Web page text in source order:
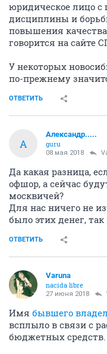
юридическое лицо
дисциплины и
повышения
говорится на сайте
У некоторых
по-прежнему
ОТВЕТИТЬ
А
Александр.....
guru
08 мая 2018
Да какая разница,
офшор, а сейчас
москвичей?
Для нас ничего не
было этих денег, так
ОТВЕТИТЬ
Varuna
nacida libre
27 июня 2018
Имя бывшего
всплыло в связи с
бюджетных средств.